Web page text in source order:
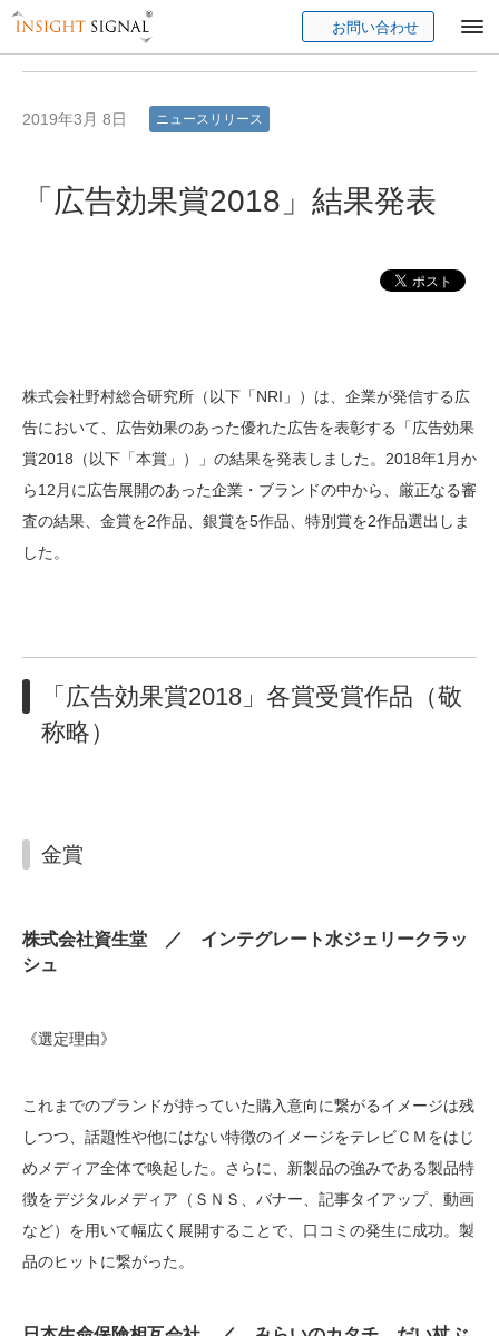
Insight Signal
お問い合わせ
2019年3月 8日 ニュースリリース
「広告効果賞2018」結果発表
株式会社野村総合研究所（以下「NRI」）は、企業が発信する広
告において、広告効果のあった優れた広告を表彰する「広告効果
賞2018（以下「本賞」）」の結果を発表しました。2018年1月か
ら12月に広告展開のあった企業・ブランドの中から、厳正なる審
査の結果、金賞を2作品、銀賞を5作品、特別賞を2作品選出しま
した。
「広告効果賞2018」各賞受賞作品（敬
称略）
金賞
株式会社資生堂 ／ インテグレート水ジェリークラッ
シュ
《選定理由》
これまでのブランドが持っていた購入意向に繋がるイメージは残
しつつ、話題性や他にはない特徴のイメージをテレビＣＭをはじ
めメディア全体で喚起した。さらに、新製品の強みである製品特
徴をデジタルメディア（ＳＮＳ、バナー、記事タイアップ、動画
など）を用いて幅広く展開することで、口コミの発生に成功。製
品のヒットに繋がった。